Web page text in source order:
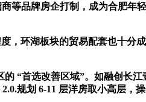
等品牌房企打制，成为合肥年
环湖板块的贸易配套也十分
“首选改善区域”。如融创长江
规划 6-11 层洋房取小高层，